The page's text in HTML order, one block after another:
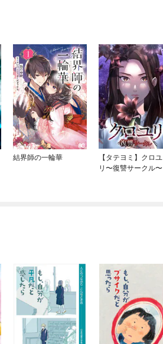
結界師の一輪華
【タテヨミ】クロユ
リ〜復讐サークル〜